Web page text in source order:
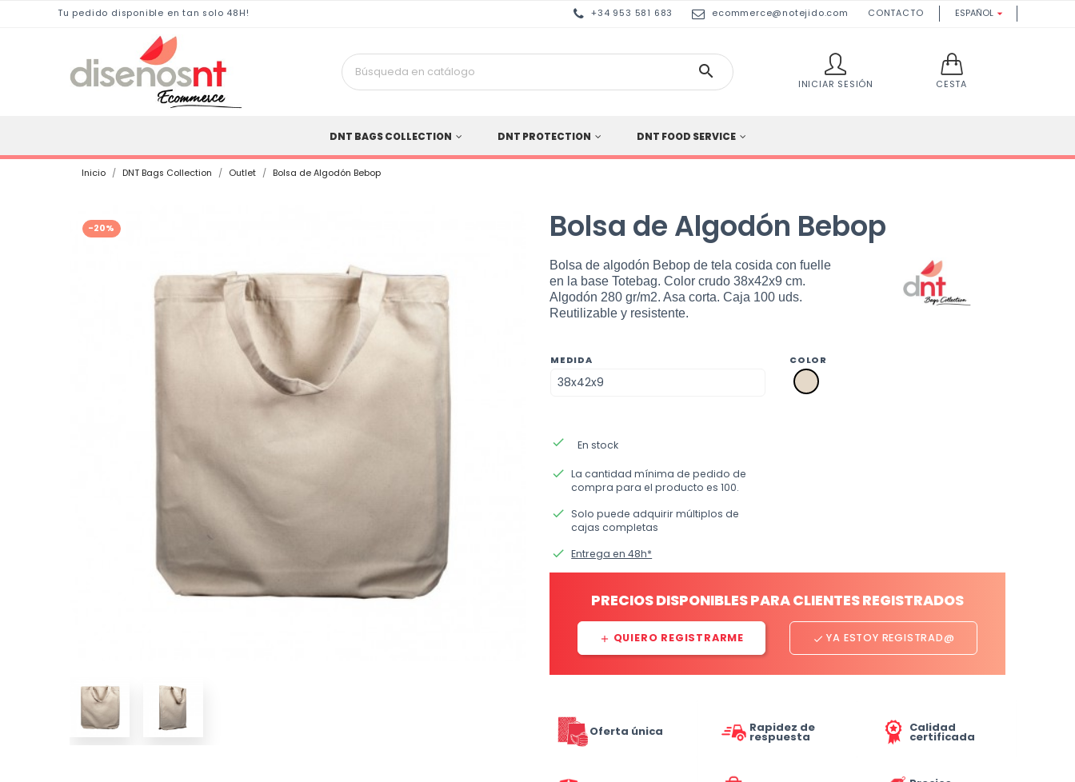
Tu pedido disponible en tan solo 48H! +34 953 581 683 ecommerce@notejido.com CONTACTO ESPAÑOL 

INICIAR SESIÓN CESTA
DNT BAGS COLLECTION DNT PROTECTION DNT FOOD SERVICE
Inicio DNT Bags Collection Outlet Bolsa de Algodón Bebop
-20% Bolsa de Algodón Bebop
Bolsa de algodón Bebop de tela cosida con fuelle
en la base Totebag. Color crudo 38x42x9 cm.
Algodón 280 gr/m2. Asa corta. Caja 100 uds.
Reutilizable y resistente.
MEDIDA COLOR
a2
crudo
done En stock
done La cantidad mínima de pedido de
compra para el producto es 100.
done Solo puede adquirir múltiplos de
cajas completas
done Entrega en 48h*
PRECIOS DISPONIBLES PARA CLIENTES REGISTRADOS
add QUIERO REGISTRARME done YA ESTOY REGISTRAD@
Oferta única Rapidez de
respuesta
Calidad
certificada